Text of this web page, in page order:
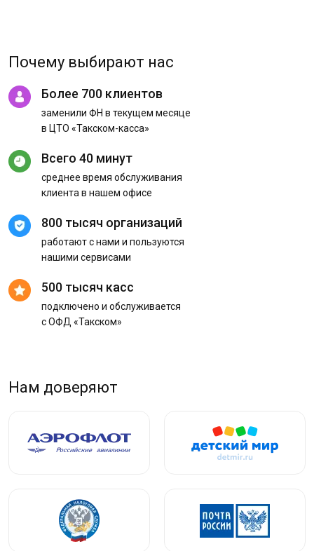
Почему выбирают нас
Более 700 клиентов
заменили ФН в текущем месяце
в ЦТО «Такском-касса»
Всего 40 минут
среднее время обслуживания
клиента в нашем офисе
800 тысяч организаций
работают с нами и пользуются
нашими сервисами
500 тысяч касс
подключено и обслуживается
с ОФД «Такском»
Нам доверяют